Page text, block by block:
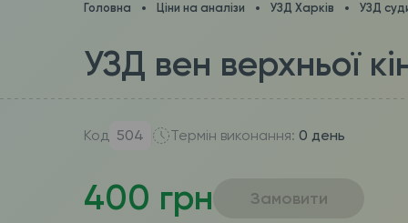
Головна Ціни на аналізи УЗД Харків УЗД
УЗД вен верхньої
Код 504 Термін виконання: 0 день
400 грн Замовити